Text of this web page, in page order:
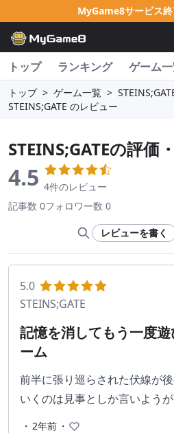
MyGame8サービス
トップ ランキング ゲーム
トップ > ゲーム一覧 >
STEINS;GATE のレビュー
STEINS;GATEの評価
4.5 4件のレビュー
記事数 0フォロワー数 0
レビューを書く
5.0
STEINS;GATE
記憶を消してもう一度
ーム
前半に張り巡らされた伏線が
いくのは見事としか言いようが
・ 2年前 ・